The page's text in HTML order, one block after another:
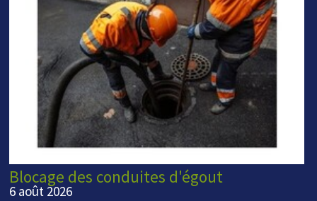
Blocage des conduites d'égout
6 août 2026